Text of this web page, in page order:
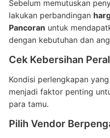
Sebelum memutuskan
lakukan perbandingan
Pancoran untuk
dengan kebutuhan dan
Cek Kebersihan
Kondisi perlengkapan
menjadi faktor penting
para tamu.
Pilih Vendor